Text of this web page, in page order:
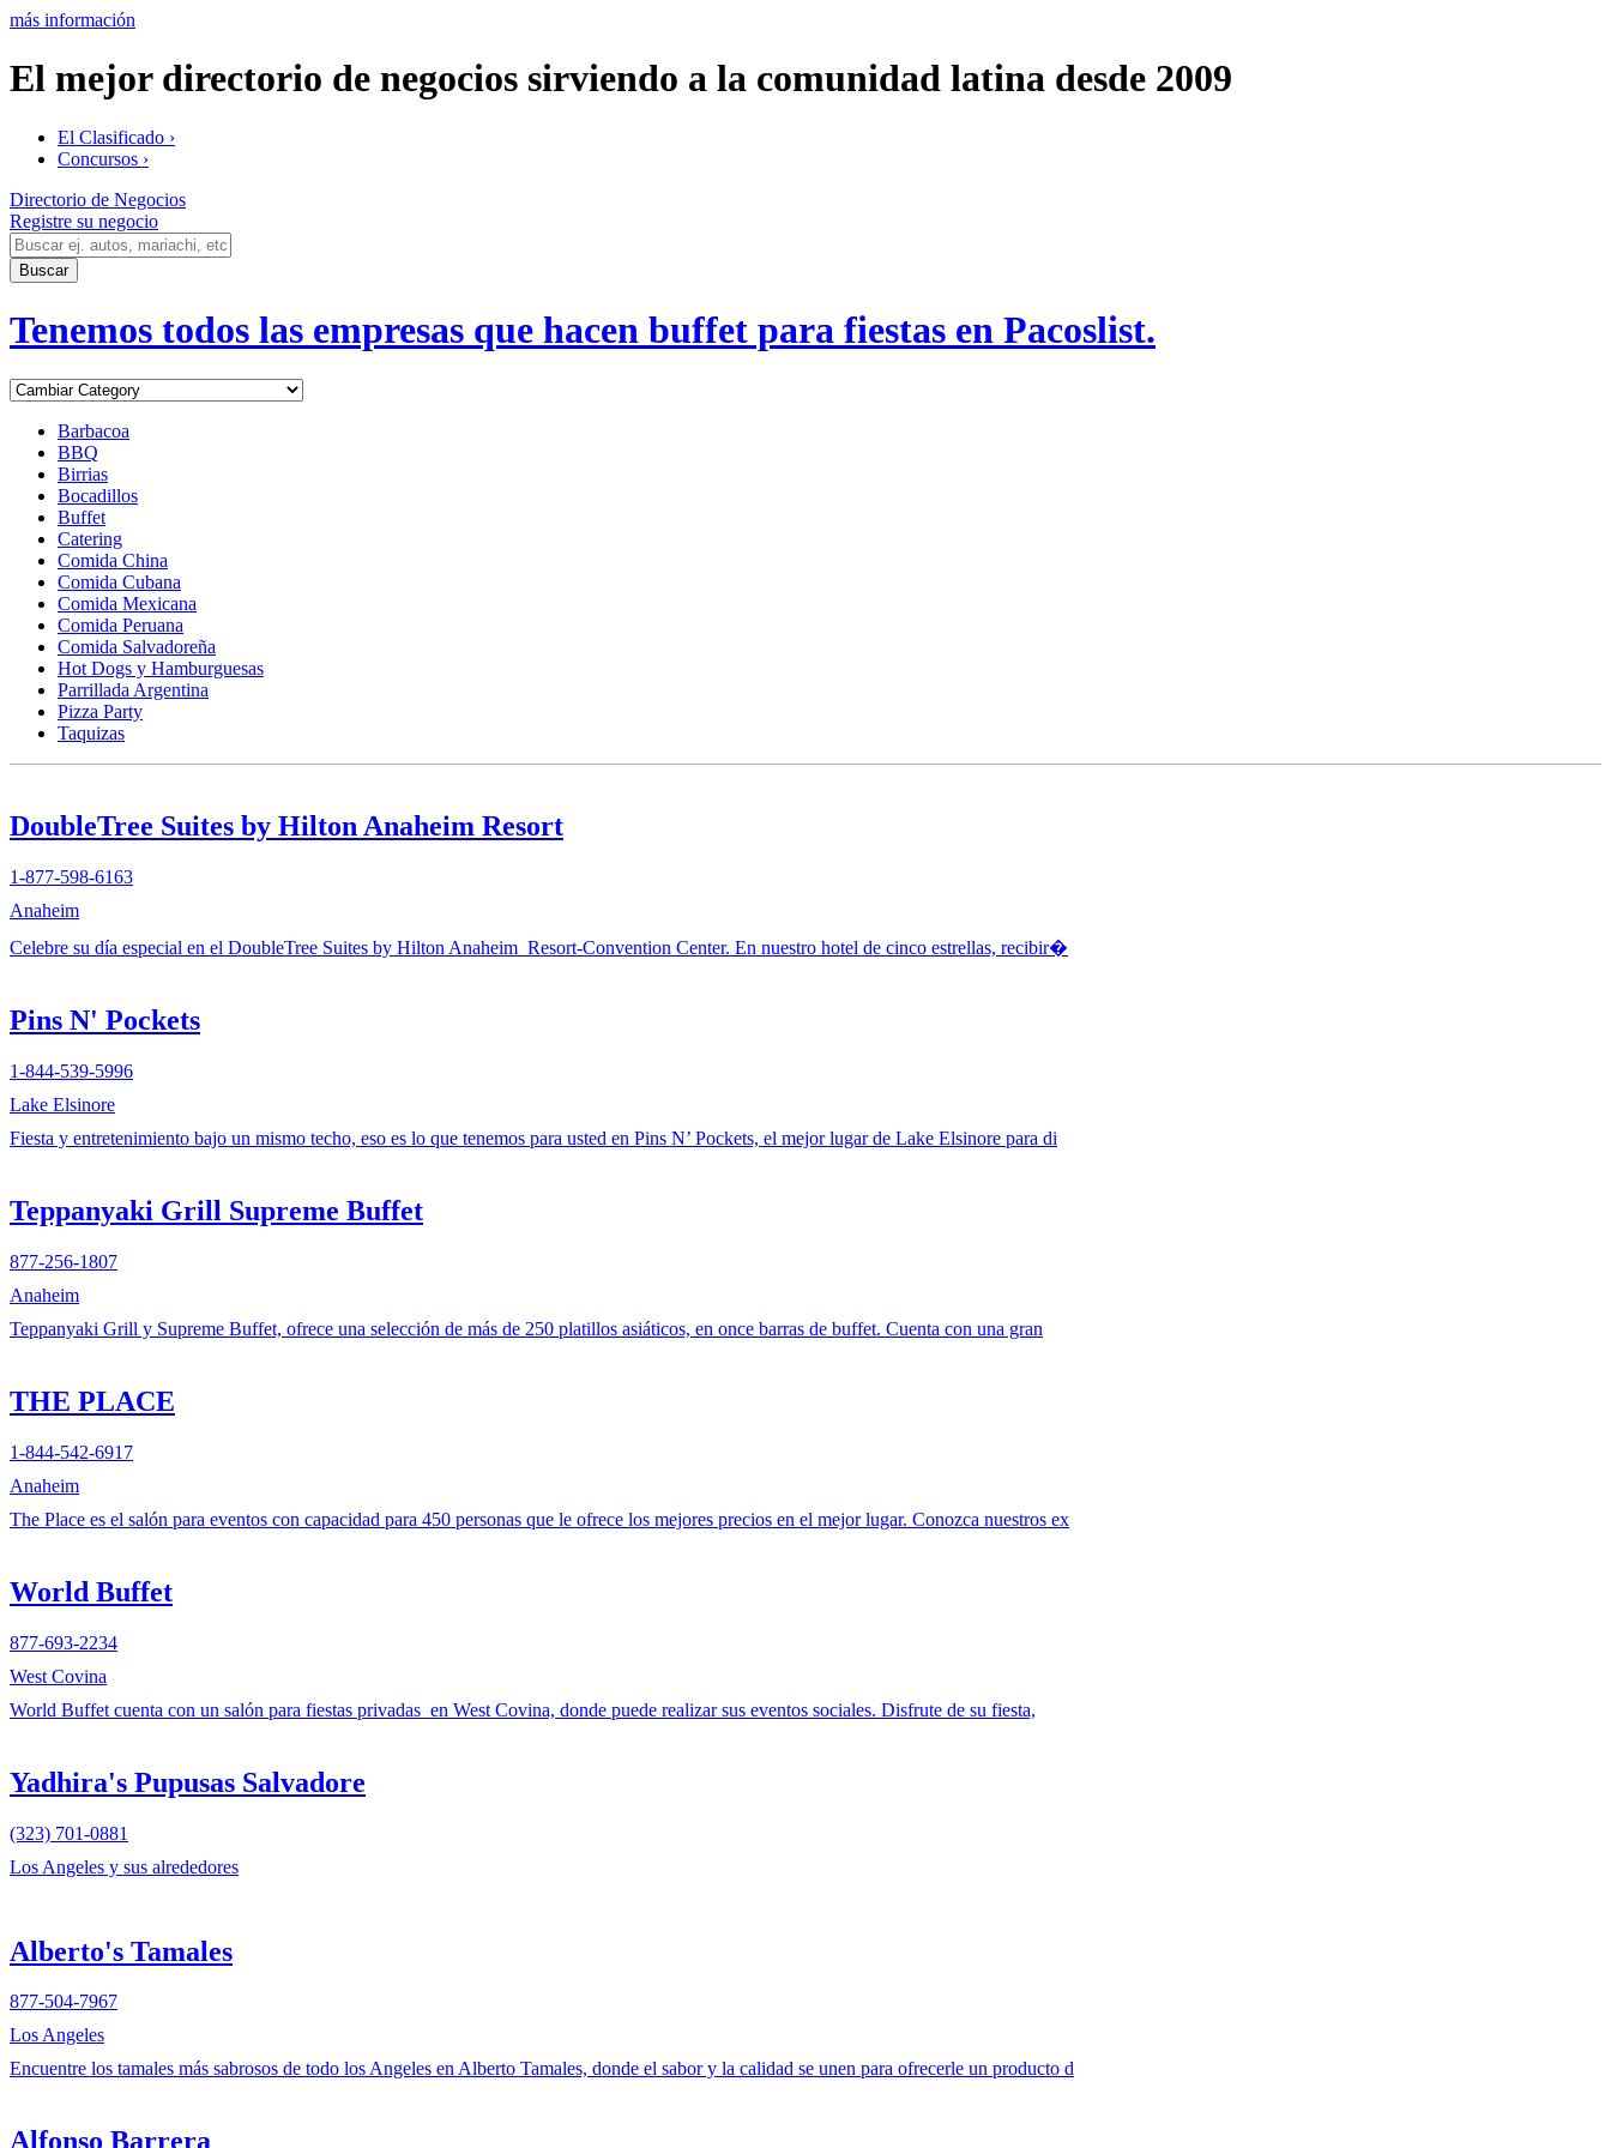
más información
El mejor directorio de negocios sirviendo a la comunidad latina desde 2009
El Clasificado ›
Concursos ›
Directorio de Negocios
Registre su negocio
Tenemos todos las empresas que hacen buffet para fiestas en Pacoslist.
Barbacoa
BBQ
Birrias
Bocadillos
Buffet
Catering
Comida China
Comida Cubana
Comida Mexicana
Comida Peruana
Comida Salvadoreña
Hot Dogs y Hamburguesas
Parrillada Argentina
Pizza Party
Taquizas
DoubleTree Suites by Hilton Anaheim Resort
1-877-598-6163
Anaheim
Celebre su día especial en el DoubleTree Suites by Hilton Anaheim Resort-Convention Center. En nuestro hotel de cinco estrellas, recibir�
Pins N' Pockets
1-844-539-5996
Lake Elsinore
Fiesta y entretenimiento bajo un mismo techo, eso es lo que tenemos para usted en Pins N’ Pockets, el mejor lugar de Lake Elsinore para di
Teppanyaki Grill Supreme Buffet
877-256-1807
Anaheim
Teppanyaki Grill y Supreme Buffet, ofrece una selección de más de 250 platillos asiáticos, en once barras de buffet. Cuenta con una gran
THE PLACE
1-844-542-6917
Anaheim
The Place es el salón para eventos con capacidad para 450 personas que le ofrece los mejores precios en el mejor lugar. Conozca nuestros ex
World Buffet
877-693-2234
West Covina
World Buffet cuenta con un salón para fiestas privadas en West Covina, donde puede realizar sus eventos sociales. Disfrute de su fiesta,
Yadhira's Pupusas Salvadore
(323) 701-0881
Los Angeles y sus alrededores
Alberto's Tamales
877-504-7967
Los Angeles
Encuentre los tamales más sabrosos de todo los Angeles en Alberto Tamales, donde el sabor y la calidad se unen para ofrecerle un producto d
Alfonso Barrera